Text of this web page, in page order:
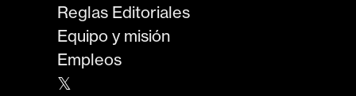
Reglas Editoriales
Equipo y misión
Empleos
𝕏